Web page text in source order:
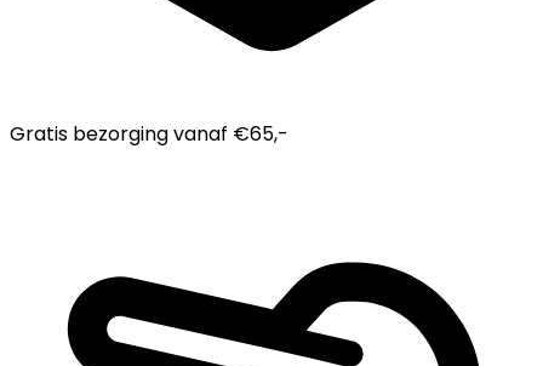
Gratis bezorgingvanaf €65,-